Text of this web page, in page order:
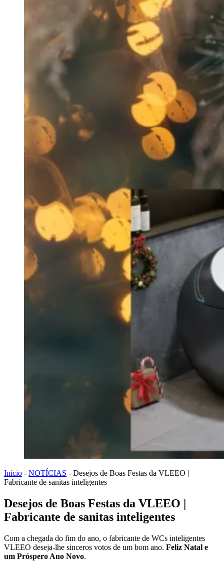
Início - NOTÍCIAS - Desejos de Boas Festas da VLEEO |
Fabricante de sanitas inteligentes
Desejos de Boas Festas da VLEEO |
Fabricante de sanitas inteligentes
Com a chegada do fim do ano, o fabricante de WCs inteligentes
VLEEO deseja-lhe sinceros votos de um bom ano. Feliz Natal e
um Próspero Ano Novo.